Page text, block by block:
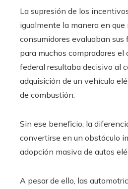
La supresión de los
igualmente la manera en que
consumidores evaluaban sus
para muchos compradores el
federal resultaba decisivo al
adquisición de un vehículo
de combustión.
Sin ese beneficio, la
convertirse en un obstáculo
adopción masiva de autos
A pesar de ello, las